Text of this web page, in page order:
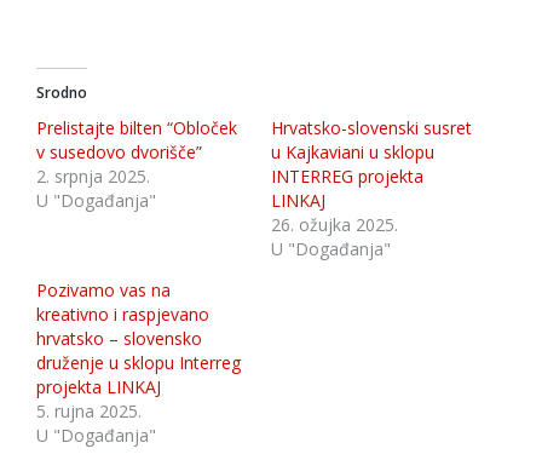
Srodno
Prelistajte bilten “Obloček
v susedovo dvorišče”
2. srpnja 2025.
U "Događanja"
Hrvatsko-slovenski susret
u Kajkaviani u sklopu
INTERREG projekta
LINKAJ
26. ožujka 2025.
U "Događanja"
Pozivamo vas na
kreativno i raspjevano
hrvatsko – slovensko
druženje u sklopu Interreg
projekta LINKAJ
5. rujna 2025.
U "Događanja"